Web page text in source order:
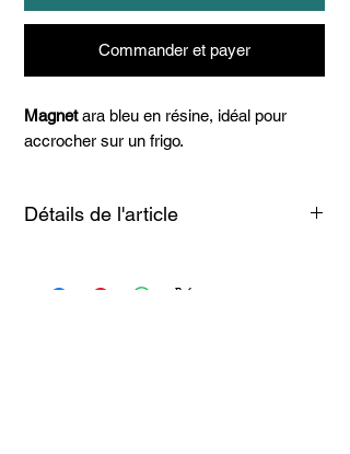
Commander et payer
Magnetara bleu en résine, idéal pour
accrocher sur un frigo.
Détails de l'article